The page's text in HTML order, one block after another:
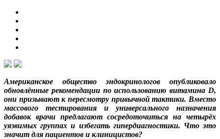
Американское общество эндокринологов опубликовало
обновлённые рекомендации по использованию витамина D,
они призывают к пересмотру привычной тактики. Вместо
массового тестирования и универсального назначения
добавок врачи предлагают сосредоточиться на четырёх
уязвимых группах и избегать гипердиагностики. Что это
значит для пациентов и клиницистов?